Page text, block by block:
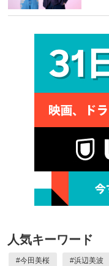
人気キーワード
#今田美桜 #浜辺美波